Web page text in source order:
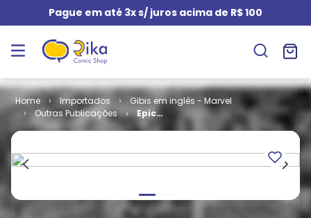
Pague em até 3x s/ juros acima de R$ 100
Importados
Gibis em inglês - Marvel
Outras Publicações
Epic
Illustrated #